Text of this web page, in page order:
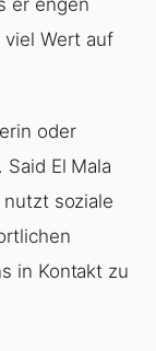
er engen
viel Wert auf
oder
El Mala
soziale
in Kontakt zu